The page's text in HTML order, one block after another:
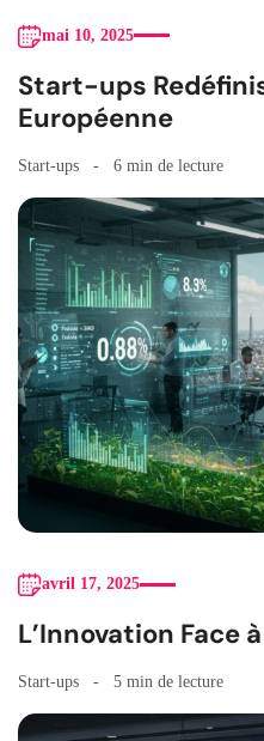
mai 10, 2025
Start-ups
Européenne
Start-ups 6 min de lecture
avril 17, 2025
L’Innovation Face
Start-ups 5 min de lecture